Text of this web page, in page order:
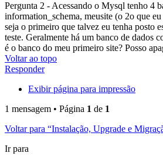
Pergunta 2 - Acessando o Mysql tenho 4
information_schema, meusite (o 2o que
seja o primeiro que talvez eu tenha posto
teste. Geralmente há um banco de dados
é o banco do meu primeiro site? Posso
Voltar ao topo
Responder
Exibir página para impressão
1 mensagem • Página 1 de 1
Voltar para “Instalação, Upgrade e
Ir para